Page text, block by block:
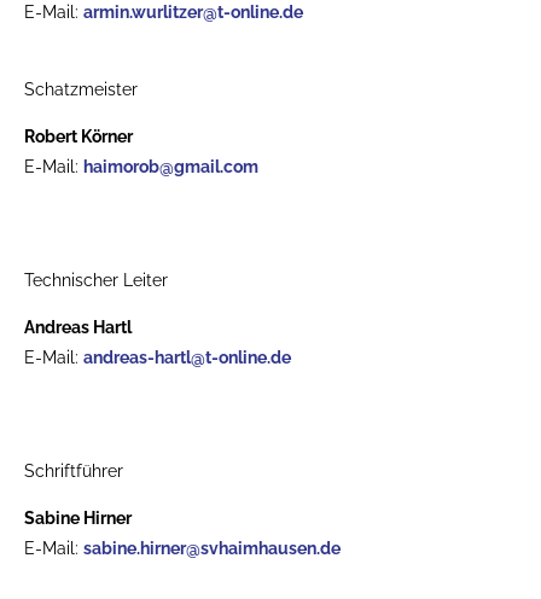
E-Mail: armin.wurlitzer@t-online.de
Schatzmeister
Robert Körner
E-Mail: haimorob@gmail.com
Technischer Leiter
Andreas Hartl
E-Mail: andreas-hartl@t-online.de
Schriftführer
Sabine Hirner
E-Mail: sabine.hirner@svhaimhausen.de